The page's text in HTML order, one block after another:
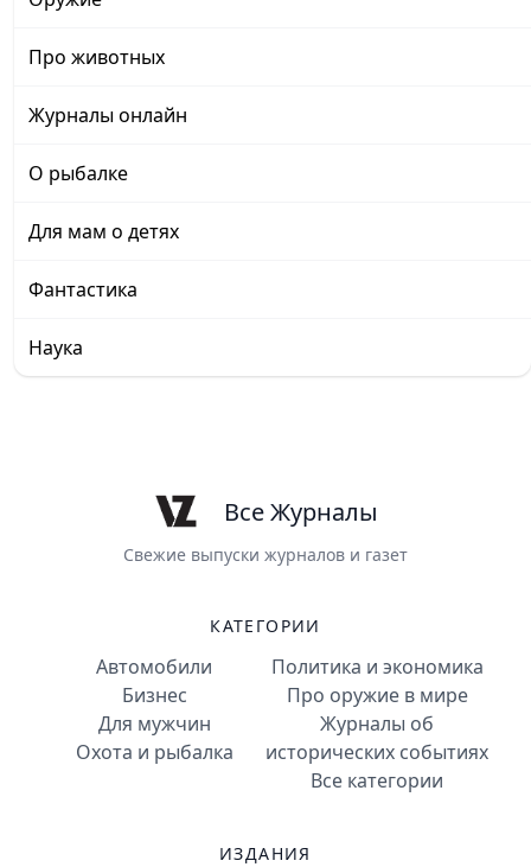
Про животных
Журналы онлайн
О рыбалке
Для мам о детях
Фантастика
Наука
Все Журналы
Свежие выпуски журналов и газет
КАТЕГОРИИ
Автомобили
Бизнес
Для мужчин
Охота и рыбалка
Политика и экономика
Про оружие в мире
Журналы об
исторических событиях
Все категории
ИЗДАНИЯ